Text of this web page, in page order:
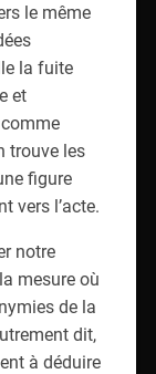
le même
la fuite
et
trouve les
figure
vers l’acte.
notre
mesure où
de la
dit,
à déduire